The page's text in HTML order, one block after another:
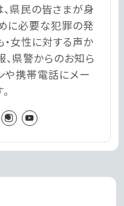
、県民の皆さまが身
に必要な犯罪の発
女性に対する声か
県警からのお知ら
や携帯電話にメー